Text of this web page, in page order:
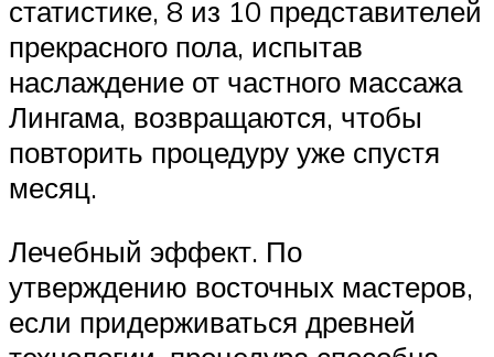
статистике, 8 из 10 представителей
прекрасного пола, испытав
наслаждение от частного массажа
Лингама, возвращаются, чтобы
повторить процедуру уже спустя
месяц.
Лечебный эффект. По
утверждению восточных мастеров,
если придерживаться древней